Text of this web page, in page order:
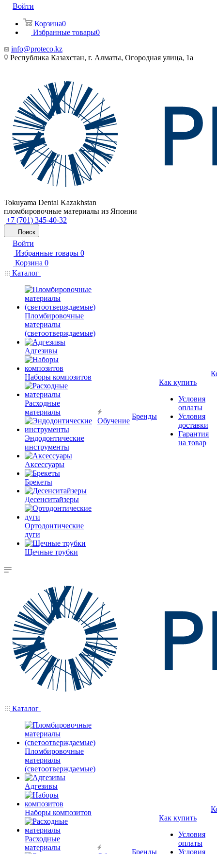
Войти
Корзина0
Избранные товары0
info@proteco.kz
Республика Казахстан, г. Алматы, ​Огородная улица, 1а
Tokuyama Dental Kazakhstan
пломбировочные материалы из Японии
+7 (701) 345-40-32
Поиск
Войти
Избранные товары 0
Корзина 0
Каталог
Пломбировочные
материалы
(светоотверждаемые)
Адгезивы
Наборы композитов
Расходные
материалы
Эндодонтические
инструменты
Аксессуары
Брекеты
Десенситайзеры
Ортодонтические
дуги
Щечные трубки
Обучение
Бренды
Как купить
Условия
оплаты
Условия
доставки
Гарантия
на товар
Каталог
Пломбировочные
материалы
(светоотверждаемые)
Адгезивы
Наборы композитов
Расходные
материалы
Бренды
Как купить
Условия
оплаты
Условия